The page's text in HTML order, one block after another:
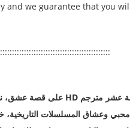
we guarantee that you
مترجم
على قصة عشق،